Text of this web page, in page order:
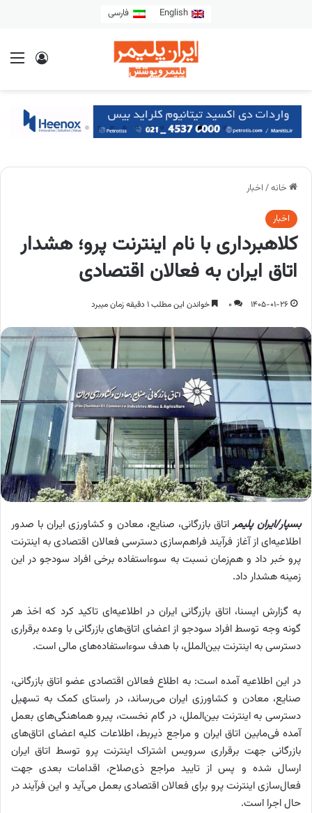
English فارسی
خانه/ اخبار
اخبار
کلاهبرداری با نام اینترنت پرو؛ هشدار
اتاق ایران به فعالان اقتصادی
1405-01-26
0 خواندن این مطلب 1 دقیقه زمان میبرد
بسپار/ایران پلیمراتاق بازرگانی، صنایع، معادن و کشاورزی ایران با صدور
اطلاعیه‌ای از آغاز فرآیند فراهم‌سازی دسترسی فعالان اقتصادی به اینترنت
پرو خبر داد و هم‌زمان نسبت به سوءاستفاده برخی افراد سودجو در این
زمینه هشدار داد.
به گزارش ایسنا، اتاق بازرگانی ایران در اطلاعیه‌ای تاکید کرد که اخذ هر
گونه وجه توسط افراد سودجو از اعضای اتاق‌های بازرگانی با وعده برقراری
دسترسی به اینترنت بین‌الملل، با هدف سوءاستفاده‌های مالی است.
در این اطلاعیه آمده است: به اطلاع فعالان اقتصادی عضو اتاق بازرگانی،
صنایع، معادن و کشاورزی ایران می‌رساند، در راستای کمک به تسهیل
دسترسی به اینترنت بین‌الملل، در گام نخست، پیرو هماهنگی‌های بعمل
آمده فی‌مابین اتاق ایران و مراجع ذیربط، اطلاعات کلیه اعضای اتاق‌های
بازرگانی جهت برقراری سرویس اشتراک اینترنت پرو توسط اتاق ایران
ارسال شده و پس از تایید مراجع ذی‌صلاح، اقدامات بعدی جهت
فعال‌سازی اینترنت پرو برای فعالان اقتصادی بعمل می‌آید و این فرآیند در
حال اجرا است.